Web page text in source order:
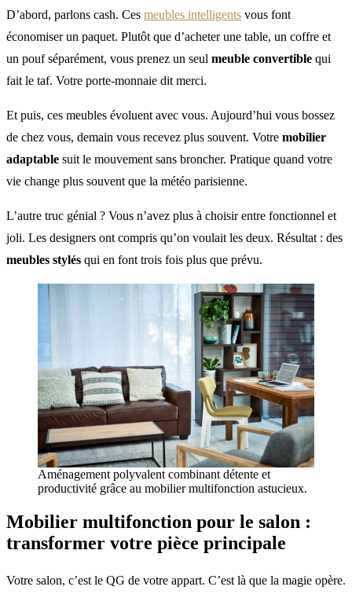
D’abord, parlons cash. Ces meubles intelligents vous font
économiser un paquet. Plutôt que d’acheter une table, un coffre et
un pouf séparément, vous prenez un seul meuble convertible qui
fait le taf. Votre porte-monnaie dit merci.
Et puis, ces meubles évoluent avec vous. Aujourd’hui vous bossez
de chez vous, demain vous recevez plus souvent. Votre mobilier
adaptable suit le mouvement sans broncher. Pratique quand votre
vie change plus souvent que la météo parisienne.
L’autre truc génial ? Vous n’avez plus à choisir entre fonctionnel et
joli. Les designers ont compris qu’on voulait les deux. Résultat : des
meubles stylés qui en font trois fois plus que prévu.
Aménagement polyvalent combinant détente et
productivité grâce au mobilier multifonction astucieux.
Mobilier multifonction pour le salon :
transformer votre pièce principale
Votre salon, c’est le QG de votre appart. C’est là que la magie opère.